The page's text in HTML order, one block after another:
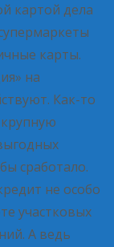
картой дела
карты.
на
Как-то
сработало.
не особо
участковых
А ведь